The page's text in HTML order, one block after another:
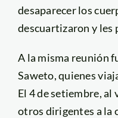
desaparecer los
descuartizaron y les
A la misma reunión
Saweto, quienes
El 4 de setiembre, al
otros dirigentes a la